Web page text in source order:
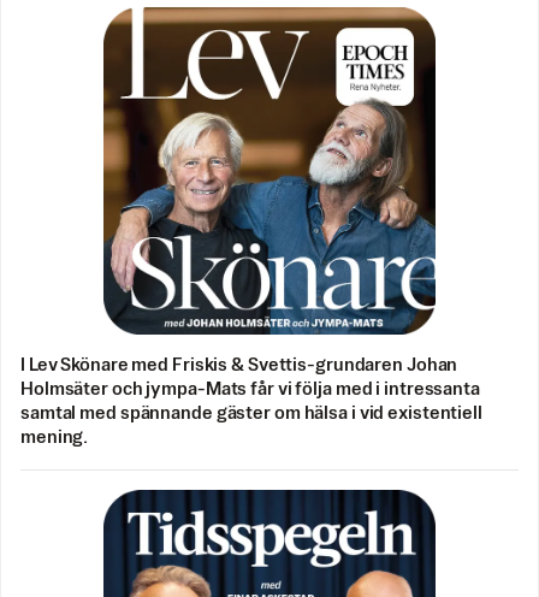
I Lev Skönare med Friskis & Svettis-grundaren Johan
Holmsäter och jympa-Mats får vi följa med i intressanta
samtal med spännande gäster om hälsa i vid existentiell
mening.